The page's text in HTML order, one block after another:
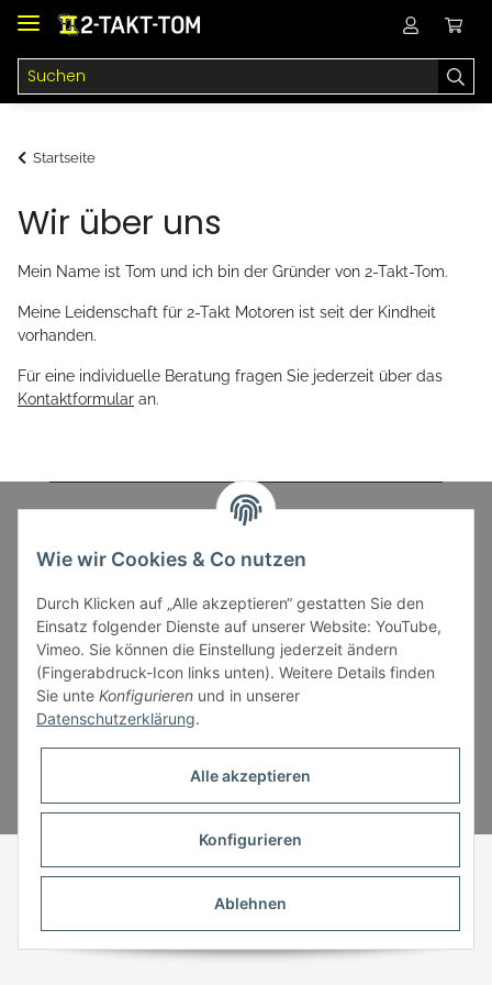
Startseite
Wir über uns
Mein Name ist Tom und ich bin der Gründer von 2-Takt-Tom.
Meine Leidenschaft für 2-Takt Motoren ist seit der Kindheit
vorhanden.
Für eine individuelle Beratung fragen Sie jederzeit über das
Kontaktformular an.
Informationen
Gesetzliche Informationen
* Alle Preise inkl. gesetzlicher USt., zzgl.Versand
Powered byJTL-Shop
Wie wir Cookies & Co nutzen
Durch Klicken auf „Alle akzeptieren“ gestatten Sie den
Einsatz folgender Dienste auf unserer Website: YouTube,
Vimeo. Sie können die Einstellung jederzeit ändern
(Fingerabdruck-Icon links unten). Weitere Details finden
Sie unte Konfigurieren und in unserer
Datenschutzerklärung.
Alle akzeptieren
Konfigurieren
Ablehnen